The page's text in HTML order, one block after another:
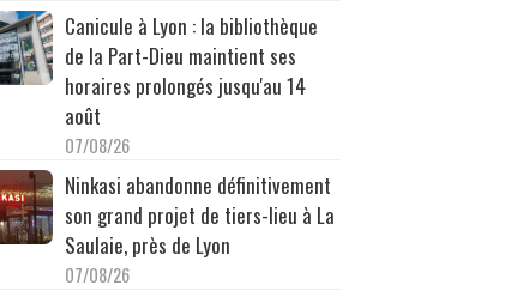
Canicule à Lyon : la bibliothèque
de la Part-Dieu maintient ses
horaires prolongés jusqu'au 14
août
07/08/26
Ninkasi abandonne définitivement
son grand projet de tiers-lieu à La
Saulaie, près de Lyon
07/08/26